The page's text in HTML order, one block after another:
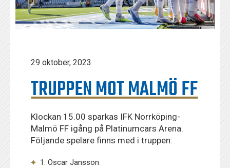
29 oktober, 2023
TRUPPEN MOT MALMÖ FF
Klockan 15.00 sparkas IFK Norrköping-
Malmö FF igång på Platinumcars Arena.
Följande spelare finns med i truppen:
1. Oscar Jansson